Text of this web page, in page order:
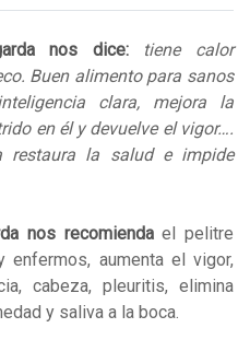
nos dice:
tiene calor
Buen alimento para sanos
clara, mejora la
en él y devuelve el vigor….
restaura la salud e impide
nos recomiendael pelitre
aumenta el vigor,
cabeza, pleuritis, elimina
y saliva a la boca.